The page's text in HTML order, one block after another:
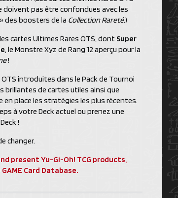
doivent pas être confondues avec les
des boosters de la Collection Rareté.)
cartes Ultimes Rares OTS, dont Super
, le Monstre Xyz de Rang 12 aperçu pour la
!
OTS introduites dans le Pack de Tournoi
brillantes de cartes utiles ainsi que
place les stratégies les plus récentes.
à votre Deck actuel ou prenez une
!
changer.
present Yu-Gi-Oh! TCG products,
Card Database.